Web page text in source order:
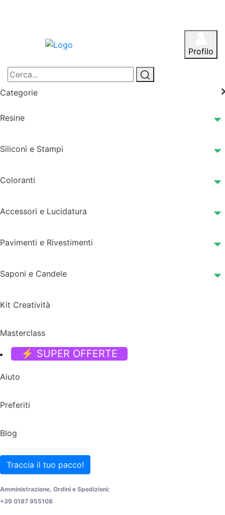
Profilo
Categorie
Resine
Siliconi e Stampi
Coloranti
Accessori e Lucidatura
Pavimenti e Rivestimenti
Saponi e Candele
Kit Creatività
Masterclass
⚡ SUPER OFFERTE
Aiuto
Preferiti
Blog
Traccia il tuo pacco!
Amministrazione, Ordini e Spedizioni:
+39 0187 955108